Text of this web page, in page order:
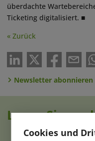
Cookies und
überdachte
Ticketing digitalisiert. ■
« Zurück
Newsletter abonnieren
Lesen Sie